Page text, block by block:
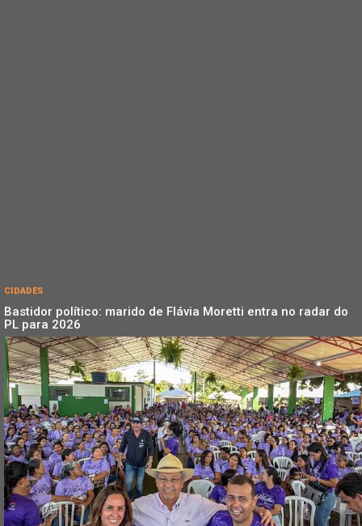
CIDADES
Bastidor político: marido de Flávia Moretti entra no radar do
PL para 2026